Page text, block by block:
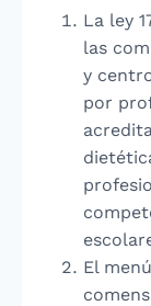
La ley
las
y
por
El